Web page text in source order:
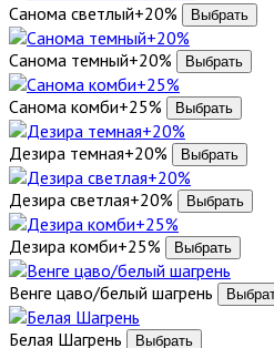
Санома светлый+20%
Санома темный+20%
Санома комби+25%
Дезира темная+20%
Дезира светлая+20%
Дезира комби+25%
Венге цаво/белый шагрень
Белая Шагрень